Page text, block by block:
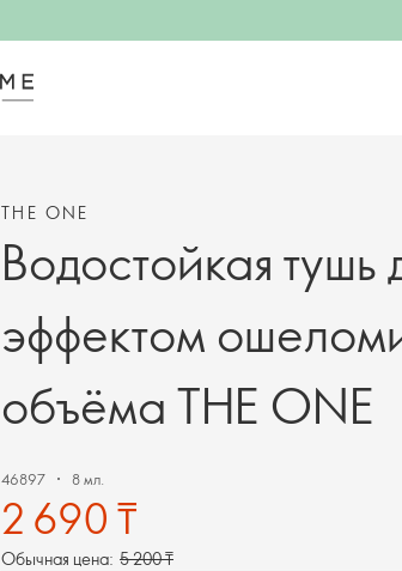
THE ONE
Водостойкая тушь
эффектом
объёма THE ONE
46897 8 мл.
2 690 ₸
Обычная цена: 5 200 ₸